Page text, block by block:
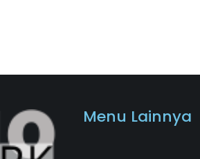
Menu Lainnya